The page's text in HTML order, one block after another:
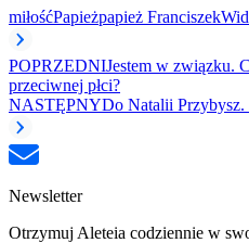
miłośćPapieżpapież Franciszek
POPRZEDNIJestem w związku.
przeciwnej płci?
NASTĘPNYDo Natalii Przybysz.
Newsletter
Otrzymuj Aleteia codziennie w